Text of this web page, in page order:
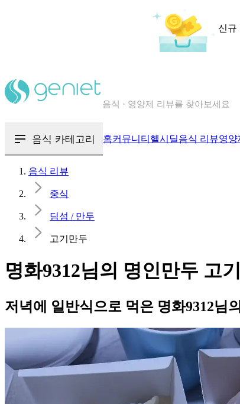
신규
음식 · 영양제 리뷰를 찾아보세요
음식 카테고리 홈커뮤니티 헬시딜음식 리뷰영양
음식 리뷰
중식
딤섬 / 만두
고기만두
명화9312님의 명인만두 고
저녁에 일반식으로 먹은 명화9312님